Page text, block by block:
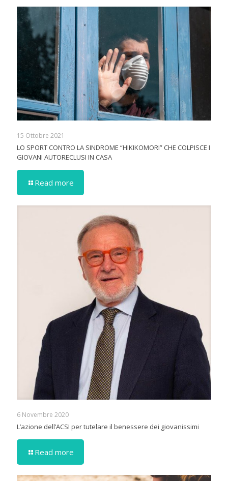
15 Ottobre 2021
LO SPORT CONTRO LA SINDROME “HIKIKOMORI” CHE COLPISCE I
GIOVANI AUTORECLUSI IN CASA
Read more
6 Novembre 2020
L’azione dell’ACSI per tutelare il benessere dei giovanissimi
Read more